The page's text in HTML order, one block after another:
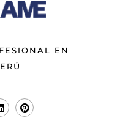
EN